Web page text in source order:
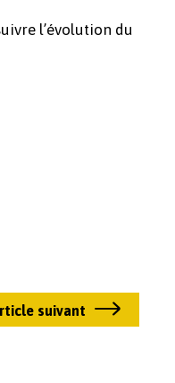
l’évolution du
suivant